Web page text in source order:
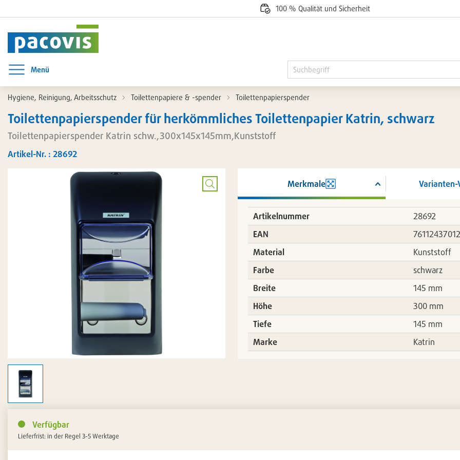
100 % Qualität und Sicherheit
Menü
Menü öffnen
Hygiene, Reinigung, Arbeitsschutz Toilettenpapiere & -spender Toilettenpapierspender
Toilettenpapierspender für herkömmliches Toilettenpapier Katrin, schwarz
Toilettenpapierspender Katrin schw.,300x145x145mm,Kunststoff
Artikel-Nr. : 28692
Bild
vergrößern
Merkmale Varianten-
Artikelnummer
28692
EAN
Material
Kunststoff
Farbe
schwarz
Breite
145 mm
Höhe
300 mm
Tiefe
145 mm
Marke
Katrin
Verfügbar
Lieferfrist: in der Regel 3-5 Werktage